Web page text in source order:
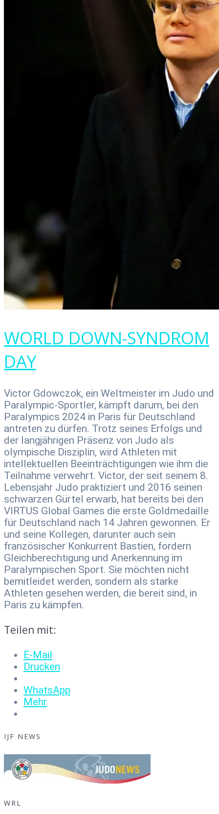
WORLD DOWN-SYNDROM
DAY
Victor Gdowczok, ein Weltmeister im Judo und
Paralympic-Sportler, kämpft darum, bei den
Paralympics 2024 in Paris für Deutschland
antreten zu dürfen. Trotz seines Erfolgs und
der langjährigen Präsenz von Judo als
olympische Disziplin, wird Athleten mit
intellektuellen Beeinträchtigungen wie ihm die
Teilnahme verwehrt. Victor, der seit seinem 8.
Lebensjahr Judo praktiziert und 2016 seinen
schwarzen Gürtel erwarb, hat bereits bei den
VIRTUS Global Games die erste Goldmedaille
für Deutschland nach 14 Jahren gewonnen. Er
und seine Kollegen, darunter auch sein
französischer Konkurrent Bastien, fordern
Gleichberechtigung und Anerkennung im
Paralympischen Sport. Sie möchten nicht
bemitleidet werden, sondern als starke
Athleten gesehen werden, die bereit sind, in
Paris zu kämpfen.
Teilen mit:
E-Mail
Drucken
WhatsApp
Mehr
IJF NEWS
WRL